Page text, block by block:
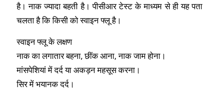
है। नाक ज्यादा बहती है। पीसीआर टेस्ट के माध्यम से ही यह पता
चलता है कि किसी को स्वाइन फ्लू है।
स्वाइन फ्लू के लक्षण
नाक का लगातार बहना, छींक आना, नाक जाम होना।
मांसपेशियां में दर्द या अकड़न महसूस करना।
सिर में भयानक दर्द।